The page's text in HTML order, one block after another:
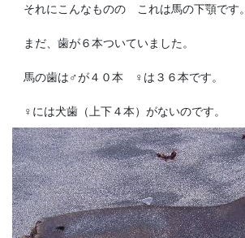
それにこんなものの これは馬の下顎です。
まだ、歯が６本ついていました。
馬の歯は♂が４０本 ♀は３６本です。
♀には犬歯（上下４本）がないのです。